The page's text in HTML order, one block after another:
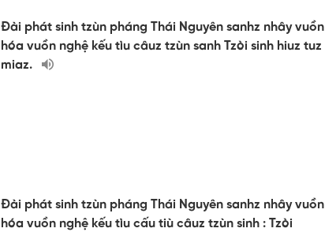
Đài phát sinh tzùn pháng Thái Nguyên sanhz nhây vuồn
hóa vuồn nghệ kếu tìu câuz tzùn sanh Tzòi sinh hiuz tuz
miaz.
Đài phát sinh tzùn pháng Thái Nguyên sanhz nhây vuồn
hóa vuồn nghệ kếu tìu cấu tiù câuz tzùn sinh : Tzòi